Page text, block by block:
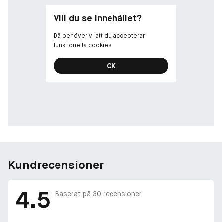
Vill du se innehållet?
Då behöver vi att du accepterar
funktionella cookies
OK
Kundrecensioner
4.5 Baserat på 30 recensioner